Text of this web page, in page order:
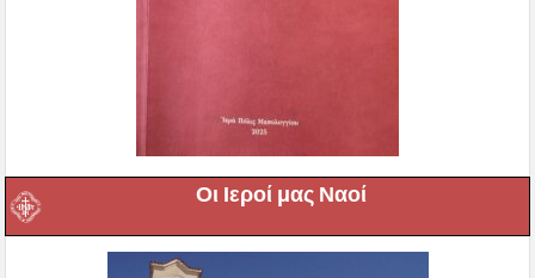
Οι Ιεροί μας Ναοί